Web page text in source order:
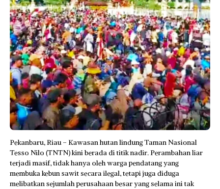
Pekanbaru, Riau – Kawasan hutan lindung Taman Nasional
Tesso Nilo (TNTN) kini berada di titik nadir. Perambahan liar
terjadi masif, tidak hanya oleh warga pendatang yang
membuka kebun sawit secara ilegal, tetapi juga diduga
melibatkan sejumlah perusahaan besar yang selama ini tak